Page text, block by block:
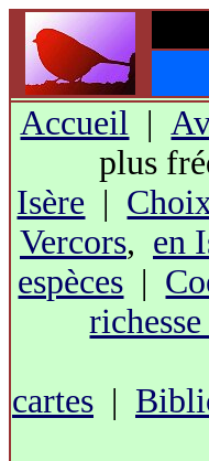
Accueil |
plus
Isère |
Vercors, en
espèces |
cartes |